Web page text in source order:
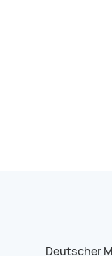
Deutscher